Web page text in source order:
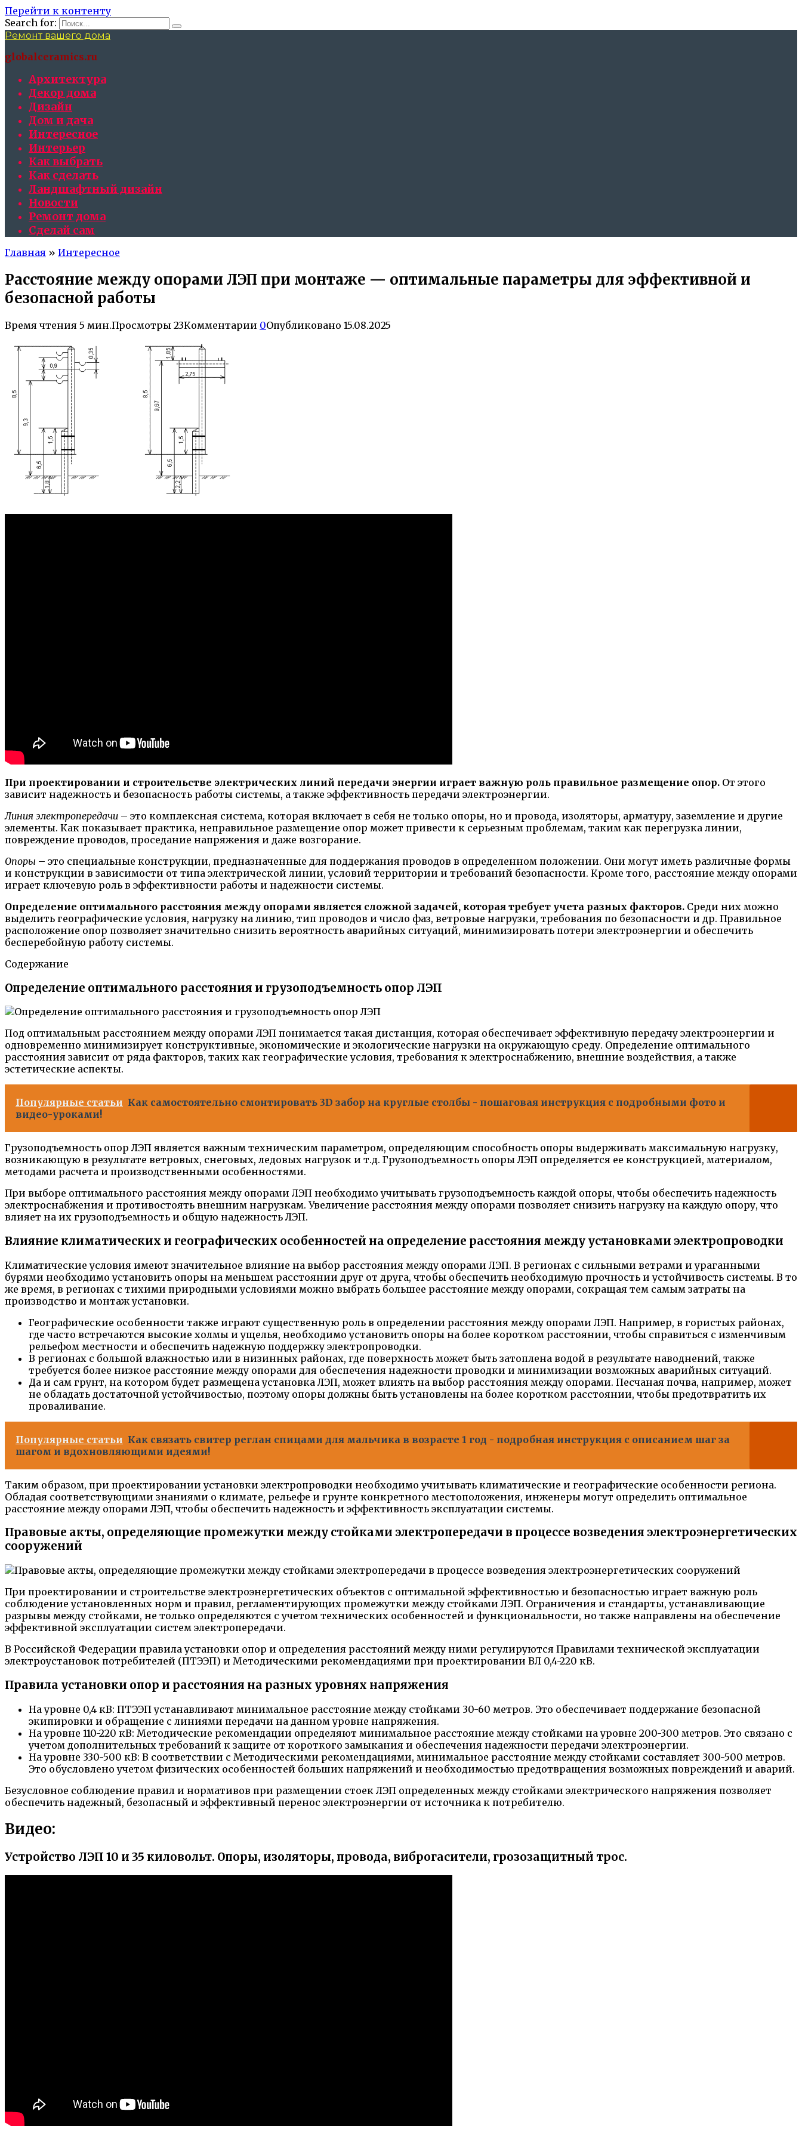
Перейти к контенту
Search for:
Ремонт вашего дома
globalceramics.ru
Архитектура
Декор дома
Дизайн
Дом и дача
Интересное
Интерьер
Как выбрать
Как сделать
Ландшафтный дизайн
Новости
Ремонт дома
Сделай сам
Главная » Интересное
Расстояние между опорами ЛЭП при монтаже — оптимальные параметры для эффективной и
безопасной работы
Время чтения 5 мин.Просмотры 23Комментарии 0Опубликовано 15.08.2025
При проектировании и строительстве электрических линий передачи энергии играет важную роль правильное размещение опор. От этого
зависит надежность и безопасность работы системы, а также эффективность передачи электроэнергии.
Линия электропередачи – это комплексная система, которая включает в себя не только опоры, но и провода, изоляторы, арматуру, заземление и другие
элементы. Как показывает практика, неправильное размещение опор может привести к серьезным проблемам, таким как перегрузка линии,
повреждение проводов, проседание напряжения и даже возгорание.
Опоры – это специальные конструкции, предназначенные для поддержания проводов в определенном положении. Они могут иметь различные формы
и конструкции в зависимости от типа электрической линии, условий территории и требований безопасности. Кроме того, расстояние между опорами
играет ключевую роль в эффективности работы и надежности системы.
Определение оптимального расстояния между опорами является сложной задачей, которая требует учета разных факторов. Среди них можно
выделить географические условия, нагрузку на линию, тип проводов и число фаз, ветровые нагрузки, требования по безопасности и др. Правильное
расположение опор позволяет значительно снизить вероятность аварийных ситуаций, минимизировать потери электроэнергии и обеспечить
бесперебойную работу системы.
Содержание
Определение оптимального расстояния и грузоподъемность опор ЛЭП
Под оптимальным расстоянием между опорами ЛЭП понимается такая дистанция, которая обеспечивает эффективную передачу электроэнергии и
одновременно минимизирует конструктивные, экономические и экологические нагрузки на окружающую среду. Определение оптимального
расстояния зависит от ряда факторов, таких как географические условия, требования к электроснабжению, внешние воздействия, а также
эстетические аспекты.
Популярные статьи Как самостоятельно смонтировать 3D забор на круглые столбы - пошаговая инструкция с подробными фото и
видео-уроками!
Грузоподъемность опор ЛЭП является важным техническим параметром, определяющим способность опоры выдерживать максимальную нагрузку,
возникающую в результате ветровых, снеговых, ледовых нагрузок и т.д. Грузоподъемность опоры ЛЭП определяется ее конструкцией, материалом,
методами расчета и производственными особенностями.
При выборе оптимального расстояния между опорами ЛЭП необходимо учитывать грузоподъемность каждой опоры, чтобы обеспечить надежность
электроснабжения и противостоять внешним нагрузкам. Увеличение расстояния между опорами позволяет снизить нагрузку на каждую опору, что
влияет на их грузоподъемность и общую надежность ЛЭП.
Влияние климатических и географических особенностей на определение расстояния между установками электропроводки
Климатические условия имеют значительное влияние на выбор расстояния между опорами ЛЭП. В регионах с сильными ветрами и ураганными
бурями необходимо установить опоры на меньшем расстоянии друг от друга, чтобы обеспечить необходимую прочность и устойчивость системы. В то
же время, в регионах с тихими природными условиями можно выбрать большее расстояние между опорами, сокращая тем самым затраты на
производство и монтаж установки.
Географические особенности также играют существенную роль в определении расстояния между опорами ЛЭП. Например, в гористых районах,
где часто встречаются высокие холмы и ущелья, необходимо установить опоры на более коротком расстоянии, чтобы справиться с изменчивым
рельефом местности и обеспечить надежную поддержку электропроводки.
В регионах с большой влажностью или в низинных районах, где поверхность может быть затоплена водой в результате наводнений, также
требуется более низкое расстояние между опорами для обеспечения надежности проводки и минимизации возможных аварийных ситуаций.
Да и сам грунт, на котором будет размещена установка ЛЭП, может влиять на выбор расстояния между опорами. Песчаная почва, например, может
не обладать достаточной устойчивостью, поэтому опоры должны быть установлены на более коротком расстоянии, чтобы предотвратить их
проваливание.
Популярные статьи Как связать свитер реглан спицами для мальчика в возрасте 1 год - подробная инструкция с описанием шаг за
шагом и вдохновляющими идеями!
Таким образом, при проектировании установки электропроводки необходимо учитывать климатические и географические особенности региона.
Обладая соответствующими знаниями о климате, рельефе и грунте конкретного местоположения, инженеры могут определить оптимальное
расстояние между опорами ЛЭП, чтобы обеспечить надежность и эффективность эксплуатации системы.
Правовые акты, определяющие промежутки между стойками электропередачи в процессе возведения электроэнергетических
сооружений
При проектировании и строительстве электроэнергетических объектов с оптимальной эффективностью и безопасностью играет важную роль
соблюдение установленных норм и правил, регламентирующих промежутки между стойками ЛЭП. Ограничения и стандарты, устанавливающие
разрывы между стойками, не только определяются с учетом технических особенностей и функциональности, но также направлены на обеспечение
эффективной эксплуатации систем электропередачи.
В Российской Федерации правила установки опор и определения расстояний между ними регулируются Правилами технической эксплуатации
электроустановок потребителей (ПТЭЭП) и Методическими рекомендациями при проектировании ВЛ 0,4-220 кВ.
Правила установки опор и расстояния на разных уровнях напряжения
На уровне 0,4 кВ: ПТЭЭП устанавливают минимальное расстояние между стойками 30-60 метров. Это обеспечивает поддержание безопасной
экипировки и обращение с линиями передачи на данном уровне напряжения.
На уровне 110-220 кВ: Методические рекомендации определяют минимальное расстояние между стойками на уровне 200-300 метров. Это связано с
учетом дополнительных требований к защите от короткого замыкания и обеспечения надежности передачи электроэнергии.
На уровне 330-500 кВ: В соответствии с Методическими рекомендациями, минимальное расстояние между стойками составляет 300-500 метров.
Это обусловлено учетом физических особенностей больших напряжений и необходимостью предотвращения возможных повреждений и аварий.
Безусловное соблюдение правил и нормативов при размещении стоек ЛЭП определенных между стойками электрического напряжения позволяет
обеспечить надежный, безопасный и эффективный перенос электроэнергии от источника к потребителю.
Видео:
Устройство ЛЭП 10 и 35 киловольт. Опоры, изоляторы, провода, виброгасители, грозозащитный трос.